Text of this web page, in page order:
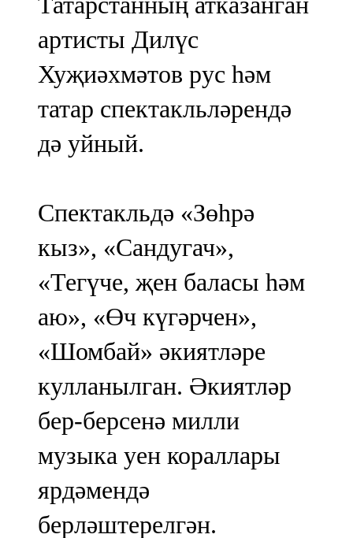
артисты Дилүс
Хуҗиәхмәтов рус һәм
татар спектакльләрендә
дә уйный.
Спектакльдә «Зөһрә
кыз», «Сандугач»,
«Тегүче, җен баласы һәм
аю», «Өч күгәрчен»,
«Шомбай» әкиятләре
кулланылган. Әкиятләр
бер-берсенә милли
музыка уен кораллары
ярдәмендә
берләштерелгән.